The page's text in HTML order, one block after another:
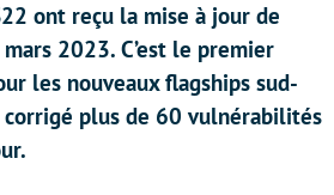
ont reçu la mise à jour de
2023. C’est le premier
les nouveaux flagships sud-
corrigé plus de 60 vulnérabilités